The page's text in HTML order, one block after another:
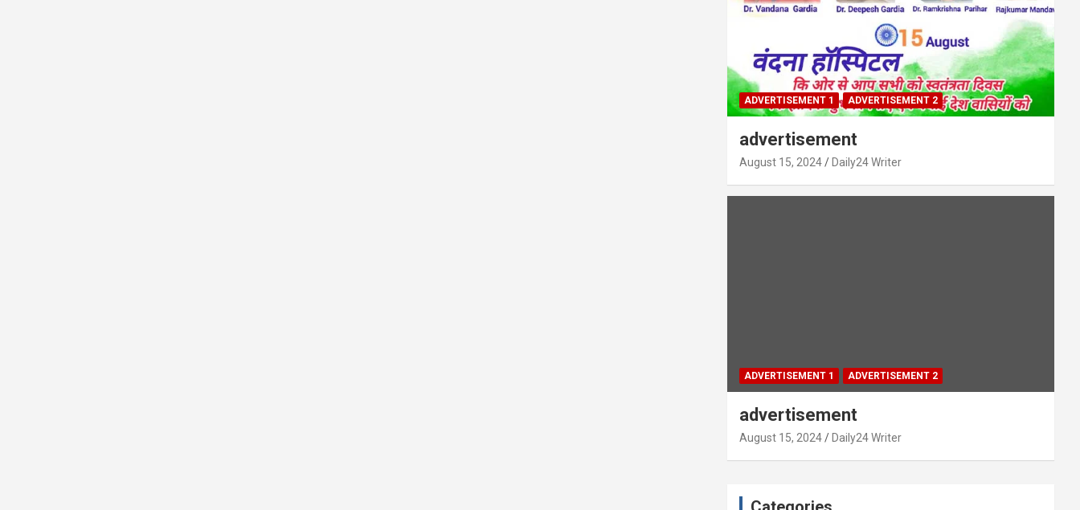
ADVERTISEMENT 1 ADVERTISEMENT 2
advertisement
August 15, 2024 Daily24 Writer
ADVERTISEMENT 1 ADVERTISEMENT 2
advertisement
August 15, 2024 Daily24 Writer